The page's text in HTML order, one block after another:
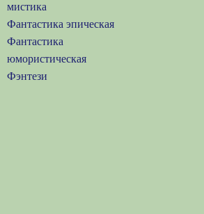
мистика
Фантастика эпическая
Фантастика
юмористическая
Фэнтези